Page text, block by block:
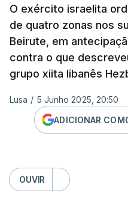
O exército israelita
de quatro zonas nos
Beirute, em
contra o que
grupo xiita libanês
Lusa / 5 Junho 2025, 20:50
ADICIONAR
OUVIR